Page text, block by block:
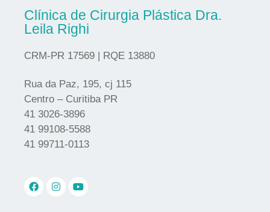
Clínica de Cirurgia Plástica Dra.
Leila Righi
CRM-PR 17569 | RQE 13880
Rua da Paz, 195, cj 115
Centro – Curitiba PR
41 3026-3896
41 99108-5588
41 99711-0113